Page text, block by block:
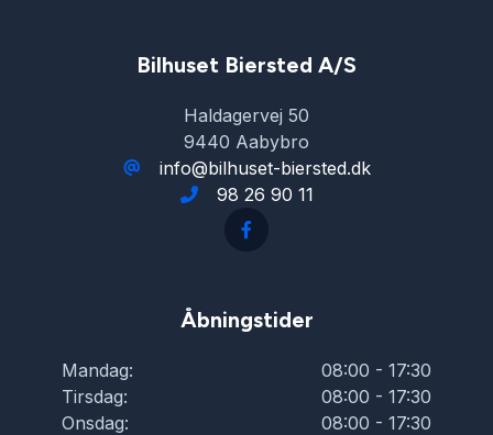
StofsæderBilhuset Biersted A/S
Haldagervej 50
9440 Aabybro
info@bilhuset-biersted.dk
98 26 90 11
Åbningstider
Mandag:
08:00 - 17:30
Tirsdag:
08:00 - 17:30
Onsdag:
08:00 - 17:30